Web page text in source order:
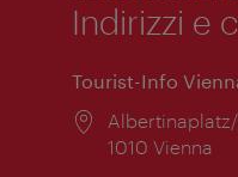
Indirizzi e
Tourist-Info
Posizione:
1010 Vienna